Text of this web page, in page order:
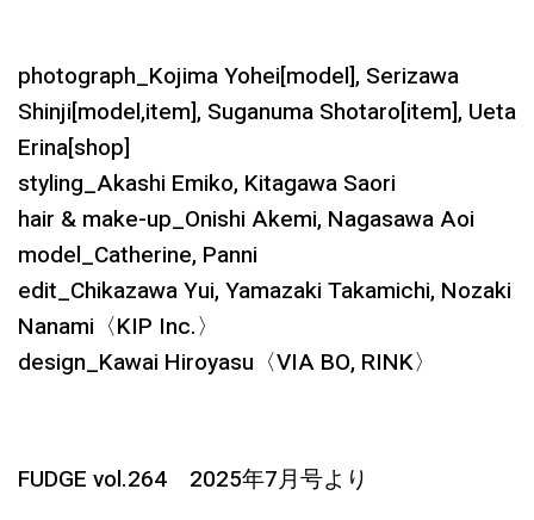
photograph_Kojima Yohei[model], Serizawa
Shinji[model,item], Suganuma Shotaro[item], Ueta
Erina[shop]
styling_Akashi Emiko, Kitagawa Saori
hair & make-up_Onishi Akemi, Nagasawa Aoi
model_Catherine, Panni
edit_Chikazawa Yui, Yamazaki Takamichi, Nozaki
Nanami〈KIP Inc.〉
design_Kawai Hiroyasu〈VIA BO, RINK〉
FUDGE vol.264 2025年7月号より